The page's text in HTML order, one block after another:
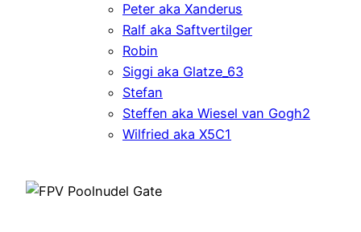
Peter aka Xanderus
Ralf aka Saftvertilger
Robin
Siggi aka Glatze_63
Stefan
Steffen aka Wiesel van Gogh2
Wilfried aka X5C1